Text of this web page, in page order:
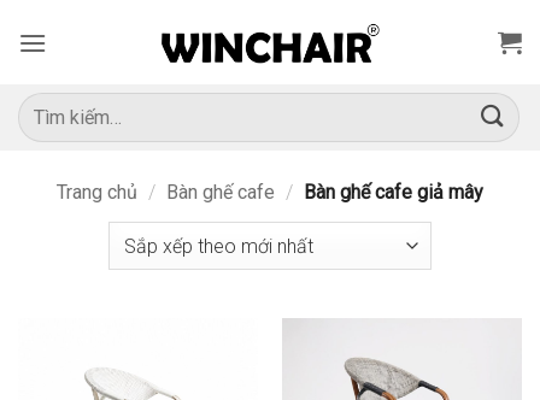
qua
dung
Tìm
kiếm:
Trang chủ / Bàn ghế cafe / Bàn ghế cafe giả mây